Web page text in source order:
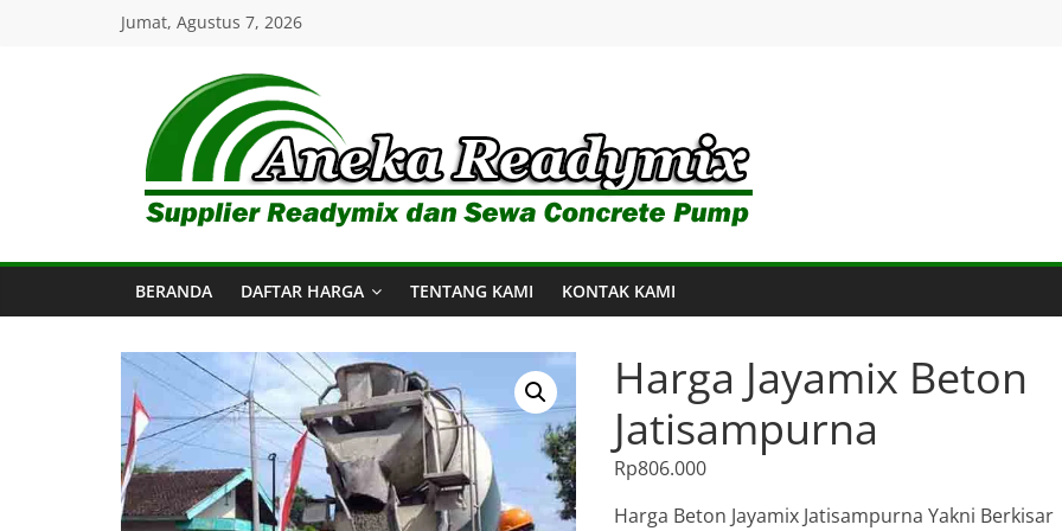
Jumat, Agustus 7, 2026
Aneka
Readymix
Pusat
Penjualan
Online
Aneka
Beton
Ready
mix
di
Indonesia
BERANDA DAFTAR HARGA TENTANG KAMI KONTAK KAMI
Harga Jayamix Beton
Jatisampurna
Rp806.000
Harga Beton Jayamix Jatisampurna Yakni Berkisar